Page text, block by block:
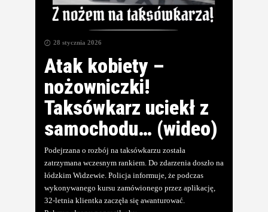
28 stycznia 2026
Atak kobiety –
nożowniczki!
Taksówkarz uciekł z
samochodu… (wideo)
Podejrzana o rozbój na taksówkarzu została
zatrzymana wczesnym rankiem. Do zdarzenia doszło na
łódzkim Widzewie. Policja informuje, że podczas
wykonywanego kursu zamówionego przez aplikację,
32-letnia klientka zaczęła się awanturować.